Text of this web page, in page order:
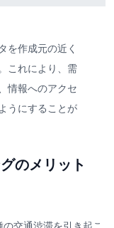
を作成元の近く
これにより、需
情報へのアクセ
うにすることが
のメリット